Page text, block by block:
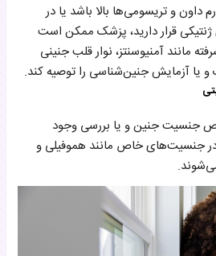
داون و تریسومی‌ها بالا باشد یا در
قرار دارید، پزشک ممکن است
مانند آمنیوسنتز، نوار قلب جنینی
جنسیت جنین و یا بررسی وجود
جنسیت‌های خاص مانند هموفیلی و